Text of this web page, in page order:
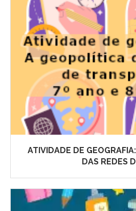
ATIVIDADE DE
DAS REDES